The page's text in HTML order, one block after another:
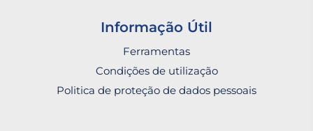
Informação Útil
Ferramentas
Condições de utilização
Politica de proteção de dados pessoais